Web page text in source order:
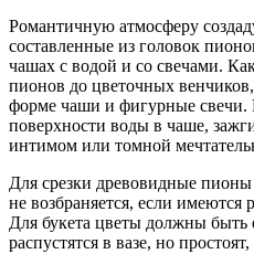
Романтичную атмосферу
составленные из головок
чашах с водой и со свечами.
пионов до цветочных
форме чаши и фигурные свечи.
поверхности воды в чаше,
интимом или томной
Для срезки древовидные пионы
не возбраняется, если имеются
Для букета цветы должны быть
распустятся в вазе, но